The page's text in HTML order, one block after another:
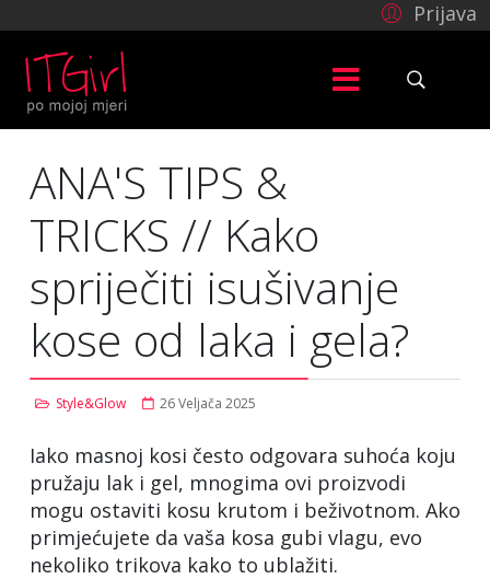
Prijava
ANA'S TIPS &
TRICKS // Kako
spriječiti isušivanje
kose od laka i gela?
Style&Glow 26 Veljača 2025
Iako masnoj kosi često odgovara suhoća koju
pružaju lak i gel, mnogima ovi proizvodi
mogu ostaviti kosu krutom i beživotnom. Ako
primjećujete da vaša kosa gubi vlagu, evo
nekoliko trikova kako to ublažiti.